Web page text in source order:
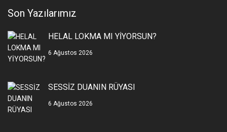
Son Yazılarımız
HELAL LOKMA MI YİYORSUN?
6 Ağustos 2026
SESSİZ DUANIN RÜYASI
6 Ağustos 2026